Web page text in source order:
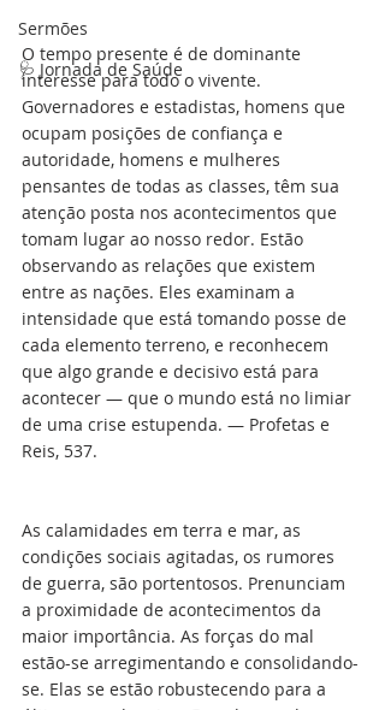
Sermões
🩺 Jornada de Saúde
O tempo presente é de dominante
interesse para todo o vivente.
Governadores e estadistas, homens que
ocupam posições de confiança e
autoridade, homens e mulheres
pensantes de todas as classes, têm sua
atenção posta nos acontecimentos que
tomam lugar ao nosso redor. Estão
observando as relações que existem
entre as nações. Eles examinam a
intensidade que está tomando posse de
cada elemento terreno, e reconhecem
que algo grande e decisivo está para
acontecer — que o mundo está no limiar
de uma crise estupenda. — Profetas e
Reis, 537.
As calamidades em terra e mar, as
condições sociais agitadas, os rumores
de guerra, são portentosos. Prenunciam
a proximidade de acontecimentos da
maior importância. As forças do mal
estão-se arregimentando e consolidando-
se. Elas se estão robustecendo para a